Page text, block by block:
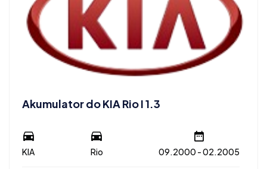
Akumulator do KIA Rio I 1.3
KIA Rio 09.2000 - 02.2005